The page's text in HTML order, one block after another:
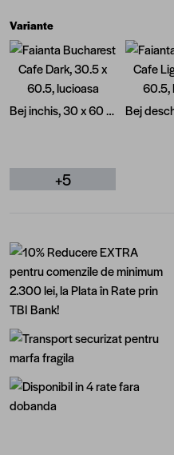
Variante
Bej inchis, 30 x 60 cm
+5